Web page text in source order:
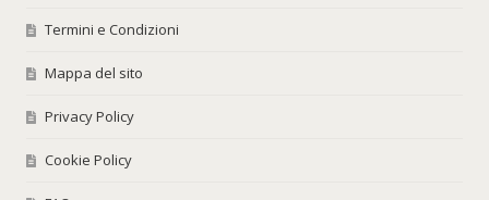
Termini e Condizioni
Mappa del sito
Privacy Policy
Cookie Policy